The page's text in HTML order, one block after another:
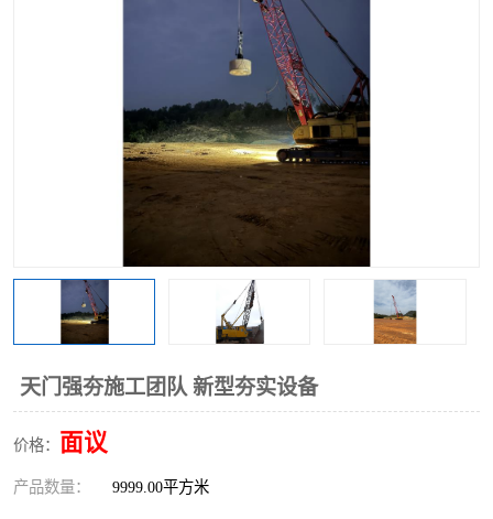
天门强夯施工团队 新型夯实设备
价格： 面议
产品数量： 9999.00平方米